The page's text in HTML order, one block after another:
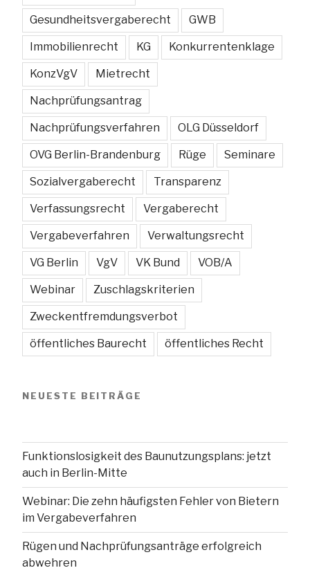
Gesundheitsvergaberecht GWB
Immobilienrecht KG Konkurrentenklage
KonzVgV Mietrecht
Nachprüfungsantrag
Nachprüfungsverfahren OLG Düsseldorf
OVG Berlin-Brandenburg Rüge Seminare
Sozialvergaberecht Transparenz
Verfassungsrecht Vergaberecht
Vergabeverfahren Verwaltungsrecht
VG Berlin VgV VK Bund VOB/A
Webinar Zuschlagskriterien
Zweckentfremdungsverbot
öffentliches Baurecht öffentliches Recht
NEUESTE BEITRÄGE
Funktionslosigkeit des Baunutzungsplans: jetzt
auch in Berlin-Mitte
Webinar: Die zehn häufigsten Fehler von Bietern
im Vergabeverfahren
Rügen und Nachprüfungsanträge erfolgreich
abwehren